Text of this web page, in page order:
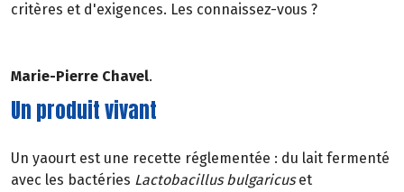
critères et d'exigences. Les connaissez-vous ?
Marie-Pierre Chavel.
Un produit vivant
Un yaourt est une recette réglementée : du lait fermenté
avec les bactéries Lactobacillus bulgaricuset